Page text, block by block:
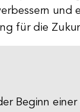
und
für die
Beginn einer